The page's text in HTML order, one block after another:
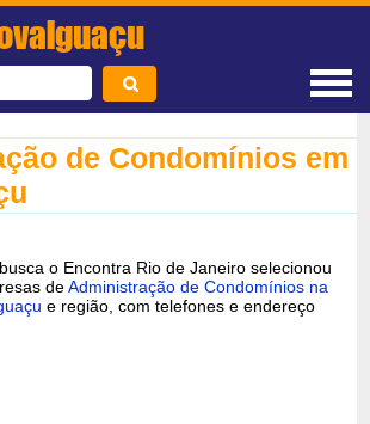
de Condomínios em
o Encontra Rio de Janeiro selecionou
deAdministração de Condomínios na
e região, com telefones e endereço